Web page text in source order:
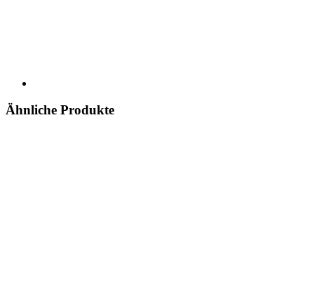
Ähnliche Produkte